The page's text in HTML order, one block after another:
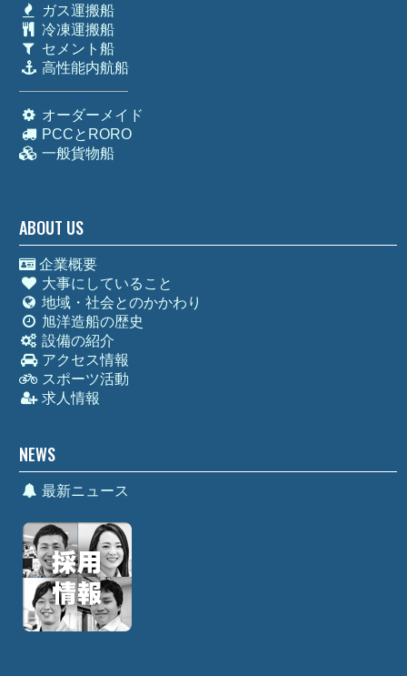
ガス運搬船
冷凍運搬船
セメント船
高性能内航船
オーダーメイド
PCCとRORO
一般貨物船
ABOUT US
企業概要
大事にしていること
地域・社会とのかかわり
旭洋造船の歴史
設備の紹介
アクセス情報
スポーツ活動
求人情報
NEWS
最新ニュース